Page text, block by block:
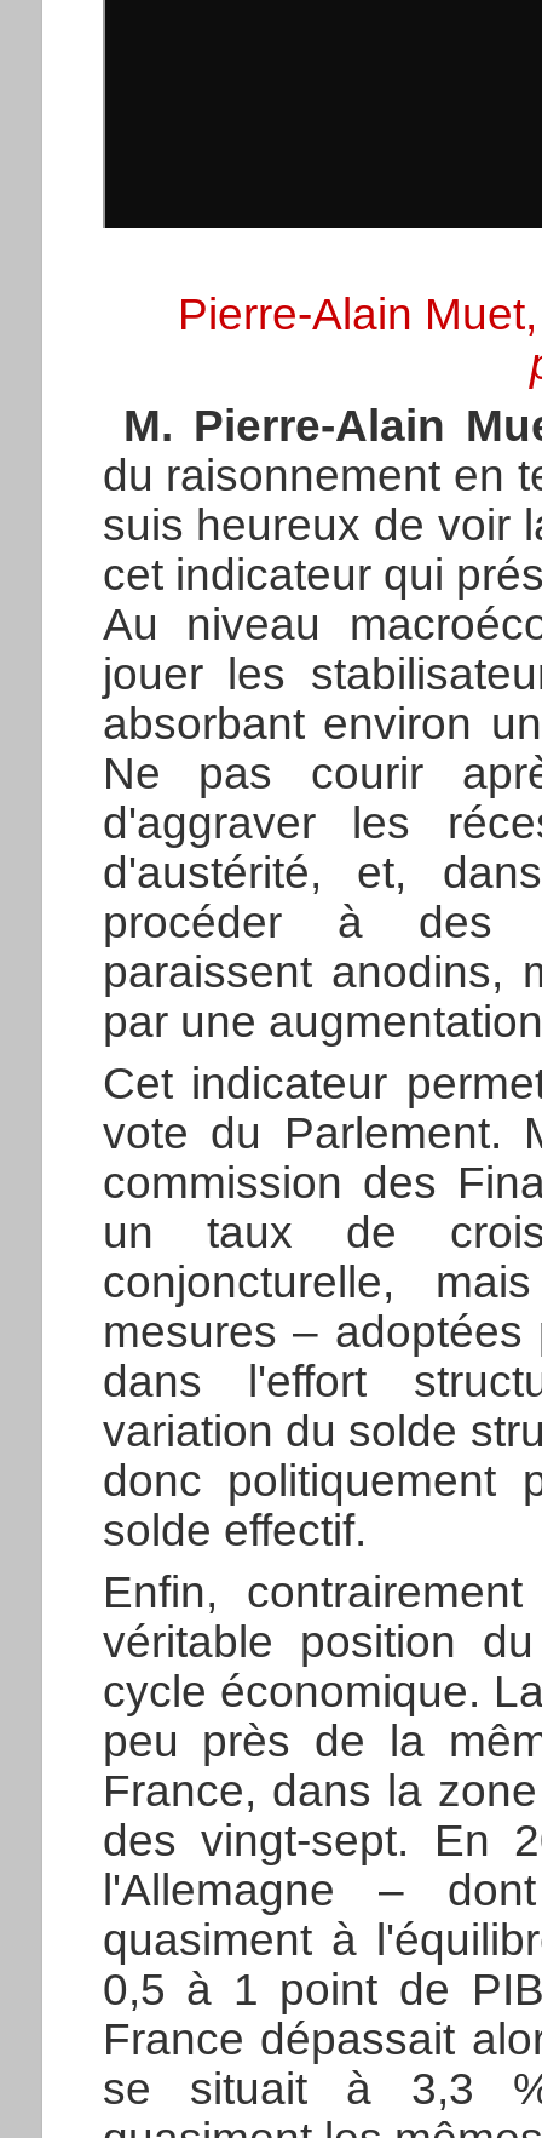
Pierre-Alain
M. Pierre-Alain
du raisonnement en
suis heureux de voir
cet indicateur qui
Au niveau
jouer les
absorbant environ
Ne pas courir
d'aggraver les
d'austérité, et,
procéder à des
paraissent anodins,
par une
Cet indicateur
vote du Parlement.
commission des
un taux de
conjoncturelle,
mesures –
dans l'effort
variation du solde
donc politiquement
solde effectif.
Enfin,
véritable position
cycle économique.
peu près de la
France, dans la
des vingt-sept. En
l'Allemagne –
quasiment à
0,5 à 1 point de
France dépassait
se situait à 3,3